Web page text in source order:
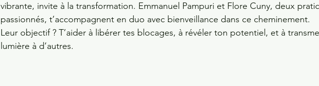
vibrante, invite à la transformation. Emmanuel Pampuri et Flore Cuny, deux
passionnés, t’accompagnent en duo avec bienveillance dans ce cheminement.
Leur objectif ? T’aider à libérer tes blocages, à révéler ton potentiel, et à
lumière à d’autres.